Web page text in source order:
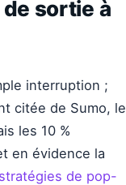
sortie à
interruption ;
citée de Sumo, le
les 10 %
en évidence la
de pop-